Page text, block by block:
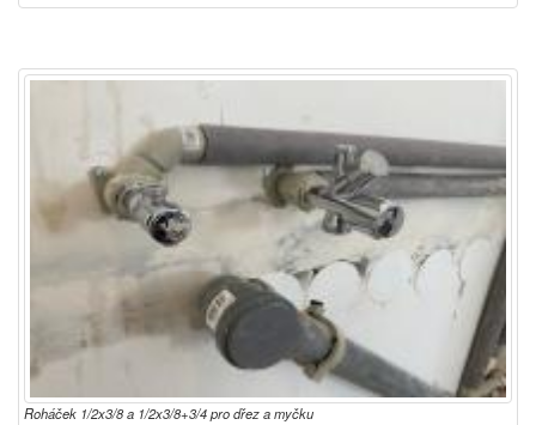
Roháček 1/2x3/8 a 1/2x3/8+3/4 pro dřez a myčku